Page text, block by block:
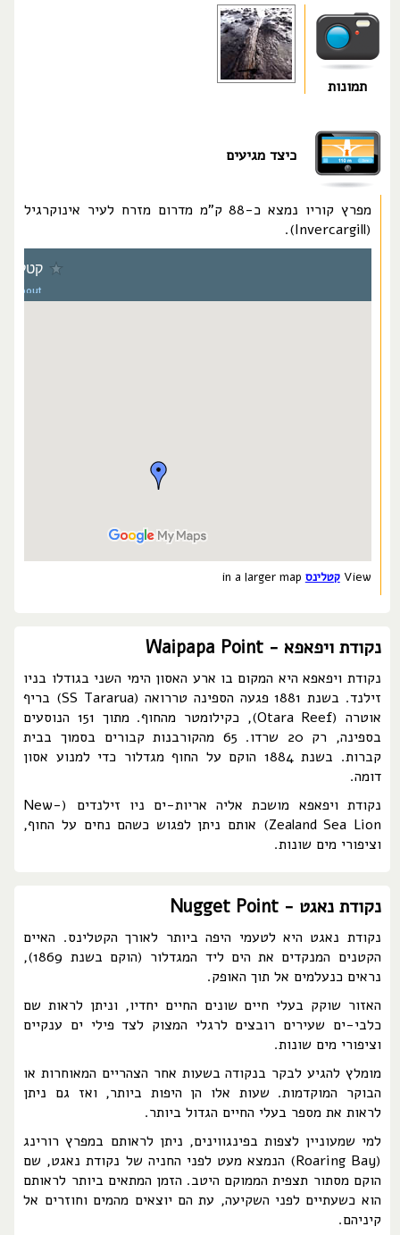
תמונות
כיצד מגיעים
מפרץ קוריו נמצא כ-88 ק"מ מדרום מזרח לעיר אינוקרגיל
(Invercargill).
View קטלינס
נקודת ויפאפא - Waipapa Point
נקודת ויפאפא היא המקום בו ארע האסון הימי השני בגודלו בניו
זילנד. בשנת 1881 פגעה הספינה טררואה (SS Tararua) בריף
אוטרה (Otara Reef), כקילומטר מהחוף. מתוך 151 הנוסעים
בספינה, רק 20 שרדו. 65 מהקורבנות קבורים בסמוך בבית
קברות. בשנת 1884 הוקם על החוף מגדלור כדי למנוע אסון
דומה.
נקודת ויפאפא מושכת אליה אריות-ים ניו זילנדים (New-
Zealand Sea Lion) אותם ניתן לפגוש כשהם נחים על החוף,
וציפורי מים שונות.
נקודת נאגט - Nugget Point
נקודת נאגט היא לטעמי היפה ביותר לאורך הקטלינס. האיים
הקטנים המנקדים את הים ליד המגדלור (הוקם בשנת 1869),
נראים כנעלמים אל תוך האופק.
האזור שוקק בעלי חיים שונים החיים יחדיו, וניתן לראות שם
כלבי-ים שעירים רובצים לרגלי המצוק לצד פילי ים ענקיים
וציפורי מים שונות.
מומלץ להגיע לבקר בנקודה בשעות אחר הצהריים המאוחרות או
הבוקר המוקדמות. שעות אלו הן היפות ביותר, ואז גם ניתן
לראות את מספר בעלי החיים הגדול ביותר.
למי שמעוניין לצפות בפינגווינים, ניתן לראותם במפרץ רורינג
(Roaring Bay) הנמצא מעט לפני החניה של נקודת נאגט, שם
הוקם מסתור תצפית הממוקם היטב. הזמן המתאים ביותר לראותם
הוא כשעתיים לפני השקיעה, עת הם יוצאים מהמים וחוזרים אל
קיניהם.